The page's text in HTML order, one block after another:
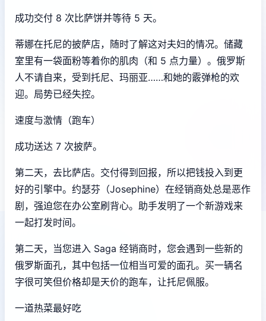
成功交付 8 次比萨饼并等待 5 天。
蒂娜在托尼的披萨店，随时了解这对夫妇的情况。储藏
室里有一袋面粉等着你的肌肉（和 5 点力量）。俄罗斯
人不请自来，受到托尼、玛丽亚……和她的霰弹枪的欢
迎。局势已经失控。
速度与激情（跑车）
成功送达 7 次披萨。
第二天，去比萨店。交付得到回报，所以把钱投入到更
好的引擎中。约瑟芬（Josephine）在经销商处总是恶作
剧，强迫您在办公室刷背心。助手发明了一个新游戏来
一起打发时间。
第二天，当您进入 Saga 经销商时，您会遇到一些新的
俄罗斯面孔，其中包括一位相当可爱的面孔。买一辆名
字很可笑但价格却是天价的跑车，让托尼佩服。
一道热菜最好吃